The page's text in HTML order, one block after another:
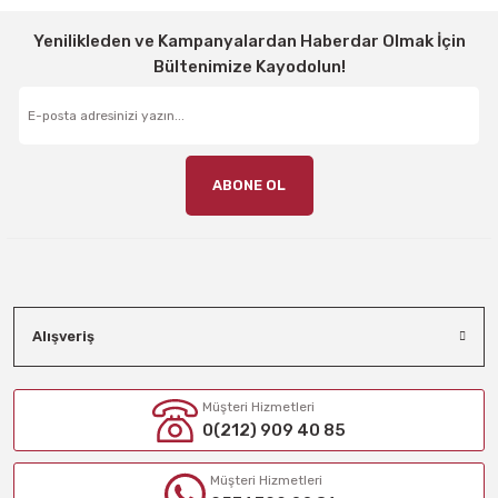
Yenilikleden ve Kampanyalardan Haberdar Olmak İçin
Bültenimize Kayodolun!
ABONE OL
Alışveriş
Müşteri Hizmetleri
0(212) 909 40 85
Müşteri Hizmetleri